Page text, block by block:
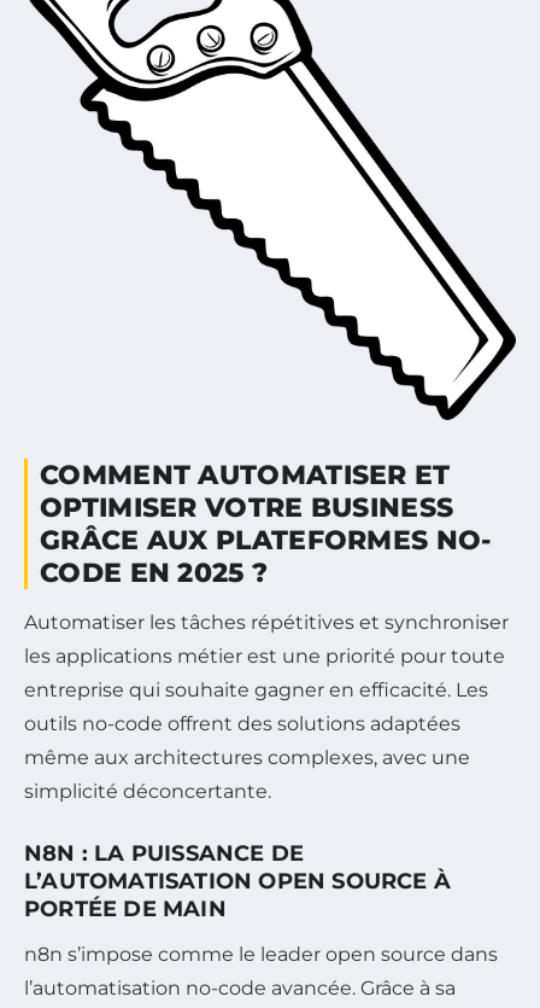
COMMENT AUTOMATISER ET
OPTIMISER VOTRE BUSINESS
GRÂCE AUX PLATEFORMES NO-
CODE EN 2025 ?
Automatiser les tâches répétitives et synchroniser
les applications métier est une priorité pour toute
entreprise qui souhaite gagner en efficacité. Les
outils no-code offrent des solutions adaptées
même aux architectures complexes, avec une
simplicité déconcertante.
N8N : LA PUISSANCE DE
L’AUTOMATISATION OPEN SOURCE À
PORTÉE DE MAIN
n8n s’impose comme le leader open source dans
l’automatisation no-code avancée. Grâce à sa